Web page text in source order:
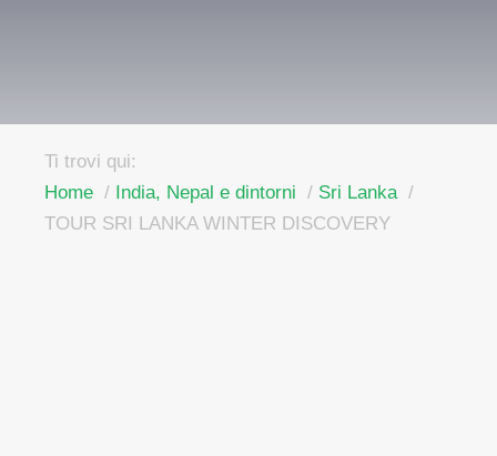
Ti trovi qui:
Home
India, Nepal e dintorni
Sri Lanka
TOUR SRI LANKA WINTER DISCOVERY